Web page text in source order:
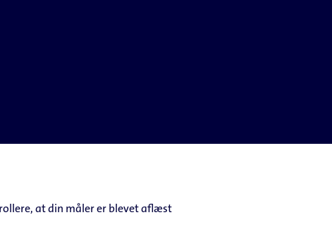
at din måler er blevet aflæst